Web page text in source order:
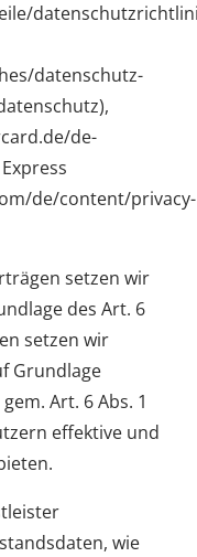
datenschutz-
de-
de/content/privacy-
setzen wir
des Art. 6
setzen wir
Grundlage
Art. 6 Abs. 1
effektive und
wie